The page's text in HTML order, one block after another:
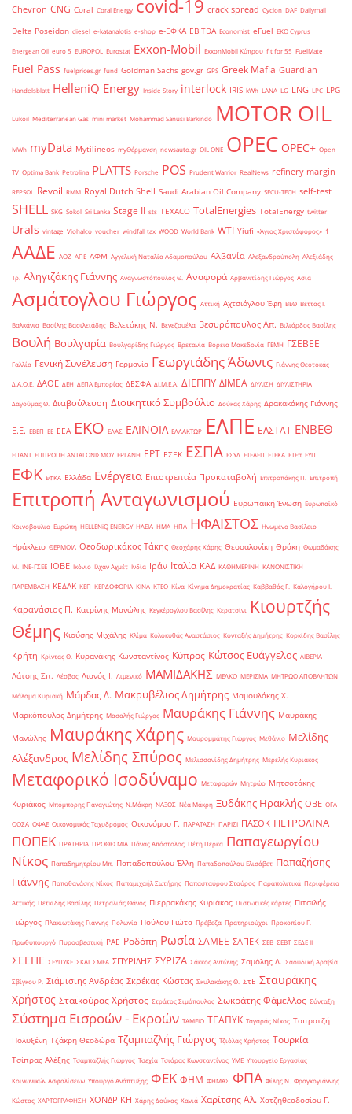
Chevron CNG Coral Coral Energy covid-19 crack spread Cyclon DAF Dailymail
Delta Poseidon diesel e-katanalotis e-shop e-ΕΦΚΑ EBITDA Economist eFuel EKO Cyprus
Energean Oil euro 5 EUROPOL Eurostat Exxon-Mobil ExxonMobil Κύπρου fit for 55 FuelMate
Fuel Pass fuelprices.gr fund Goldman Sachs gov.gr GPS Greek Mafia Guardian
Handelsblatt HelleniQ Energy Inside Story interlock IRIS kWh LANA LG LNG LPC LPG
Lukoil Mediterranean Gas mini market Mohammad Sanusi Barkindo MOTOR OIL
MWh myData Mytilineos myΘέρμανση newsauto.gr OIL ONE OPEC OPEC+ Open
TV Optima Bank Petrolina PLATTS Porsche POS Prudent Warrior RealNews refinery margin
REPSOL Revoil RMM Royal Dutch Shell Saudi Arabian Oil Company SECU-TECH self-test
SHELL SKG Sokol Sri Lanka Stage II sts TEXACO TotalEnergies TotalEnergy twitter
Urals vintage Viohalco voucher windfall tax WOOD World Bank WTI Yiufi «Άγιος Χριστόφορος» ΄1
ΑΑΔΕ ΑΟΖ ΑΠΕ ΑΦΜ Αγγελική Ναταλία Αδαμοπούλου Αλβανία Αλεξανδρούπολη Αλεξιάδης
Τρ. Αληγιζάκης Γιάννης Αναγνωστόπουλος Θ. Αναφορά Αρβανιτίδης Γιώργος Ασία
Ασμάτογλου Γιώργος Αττική Αχτσιόγλου Έφη ΒΕΘ Βέττας Ι.
Βαλκάνια Βασίλης Βασιλειάδης Βελετάκης Ν. Βενεζουέλα Βεσυρόπουλος Απ. Βιλιάρδος Βασίλης
Βουλή Βουλγαρία Βουλγαρίδης Γιώργος Βρετανία Βόρεια Μακεδονία ΓΕΜΗ ΓΣΕΒΕΕ
Γαλλία Γενική Συνέλευση Γερμανία Γεωργιάδης Άδωνις Γιάννης Θεοτοκάς
Δ.Α.Ο.Ε. ΔΑΟΕ ΔΕΗ ΔΕΠΑ Εμπορίας ΔΕΣΦΑ ΔΙ.Μ.Ε.Α. ΔΙΕΠΠΥ ΔΙΜΕΑ ΔΙΥΛΙΣΗ ΔΙΥΛΙΣΤΗΡΙΑ
Δαγούμας Θ. Διαβούλευση Διοικητικό Συμβούλιο Δούκας Χάρης Δρακακάκης Γιάννης
Ε.Ε. ΕΒΕΠ ΕΕ ΕΕΑ ΕΚΟ ΕΛΑΣ ΕΛΙΝΟΙΛ ΕΛΛΑΚΤΩΡ ΕΛΠΕ ΕΛΣΤΑΤ ΕΝΒΕΘ
ΕΠΑΝΤ ΕΠΙΤΡΟΠΗ ΑΝΤΑΓΩΝΙΣΜΟΥ ΕΡΓΑΝΗ ΕΡΤ ΕΣΕΚ ΕΣΠΑ ΕΣΥΔ ΕΤΕΑΕΠ ΕΤΕΚΑ ΕΤΕπ ΕΥΠ
ΕΦΚ ΕΦΚΑ Ελλάδα Ενέργεια Επιστρεπτέα Προκαταβολή Επιτροπάκης Π. Επιτροπή
Επιτροπή Ανταγωνισμού Ευρωπαϊκή Ένωση Ευρωπαϊκό
Κοινοβούλιο Ευρώπη ΗELLENiQ ENERGY ΗΛΕΙΑ ΗΜΑ ΗΠΑ ΗΦΑΙΣΤΟΣ Ηνωμένο Βασίλειο
Ηράκλειο ΘΕΡΜΟΙΛ Θεοδωρικάκος Τάκης Θεοχάρης Χάρης Θεσσαλονίκη Θράκη Θωμαδάκης
Μ. ΙΝΕ-ΓΣΕΕ ΙΟΒΕ Ικόνιο Ιλχάν Αχμέτ Ινδία Ιράν Ιταλία ΚΑΔ ΚΑΘΗΜΕΡΙΝΗ ΚΑΝΟΝΙΣΤΙΚΗ
ΠΑΡΕΜΒΑΣΗ ΚΕΔΑΚ ΚΕΠ ΚΕΡΔΟΦΟΡΙΑ ΚΙΝΑ ΚΤΕΟ Κίνα Κίνημα Δημοκρατίας Καββαθάς Γ. Καλογήρου Ι.
Καρανάσιος Π. Κατρίνης Μανώλης Κεγκέρογλου Βασίλης Κερατσίνι
Κιουρτζής
Θέμης Κιούσης Μιχάλης Κλίμα Κολοκυθάς Αναστάσιος Κονταξής Δημήτρης Κορκίδης Βασίλης
Κρήτη Κρίντας Θ. Κυρανάκης Κωνσταντίνος Κύπρος Κώτσος Ευάγγελος ΛΙΒΕΡΙΑ
Λάτσης Σπ. Λέσβος Λιανός Ι. Λιμενικό ΜΑΜΙΔΑΚΗΣ ΜΕΛΚΟ ΜΕΡΙΣΜΑ ΜΗΤΡΩΟ ΑΠΟΒΛΗΤΩΝ
Μάλαμα Κυριακή Μάρδας Δ. Μακρυβέλιος Δημήτρης Μαμουλάκης Χ.
Μαρκόπουλος Δημήτρης Μασαλής Γιώργος Μαυράκης Γιάννης Μαυράκης
Μανώλης Μαυράκης Χάρης Μαυρομμάτης Γιώργος Μεθάνιο Μελίδης
Αλέξανδρος Μελίδης Σπύρος Μελισσανίδης Δημήτρης Μερελής Κυριάκος
Μεταφορικό Ισοδύναμο Μεταφορών Μητρώο Μητσοτάκης
Κυριάκος Μπόμπορης Παναγιώτης Ν.Μάκρη ΝΑΞΟΣ Νέα Μάκρη Ξυδάκης Ηρακλής ΟΒΕ ΟΓΑ
ΟΟΣΑ ΟΦΑΕ Οικονομικός Ταχυδρόμος Οικονόμου Γ. ΠΑΡΑΤΑΣΗ ΠΑΡΙΣΙ ΠΑΣΟΚ ΠΕΤΡΟΛΙΝΑ
ΠΟΠΕΚ ΠΡΑΤΗΡΙΑ ΠΡΟΘΕΣΜΙΑ Πάνας Απόστολος Πέτη Πέρκα Παπαγεωργίου
Νίκος Παπαδημητρίου Μπ. Παπαδοπούλου Έλλη Παπαδοπούλου Ελισάβετ Παπαζήσης
Γιάννης Παπαθανάσης Νίκος Παπαμιχαήλ Σωτήρης Παπασταύρου Σταύρος Παραπολιτικά Περιφέρεια
Αττικής Πετκίδης Βασίλης Πετραλιάς Θάνος Πιερρακάκης Κυριάκος Πιστωτικές κάρτες Πιτσιλής
Γιώργος Πλακιωτάκης Γιάννης Πολωνία Πούλου Γιώτα Πρέβεζα Πρατηριούχοι Προκοπίου Γ.
Πρωθυπουργό Πυροσβεστική ΡΑΕ Ροδόπη Ρωσία ΣΑΜΕΕ ΣΑΠΕΚ ΣΕΒ ΣΕΒΤ ΣΕΔΕ ΙΙ
ΣΕΕΠΕ ΣΕΥΠΥΚΕ ΣΚΑΙ ΣΜΕΑ ΣΠΥΡΙΔΗΣ ΣΥΡΙΖΑ Σάκκος Αντώνης Σαμόλης Λ. Σαουδική Αραβία
Σβίγκου Ρ. Σιάμισιης Ανδρέας Σκρέκας Κώστας Σκυλακάκης Θ. ΣτΕ Σταυράκης
Χρήστος Σταϊκούρας Χρήστος Στράτος Σιμόπουλος Σωκράτης Φάμελλος Σύνταξη
Σύστημα Εισροών - Εκροών ΤΑΜΕΙΟ ΤΕΑΠΥΚ Ταγαράς Νίκος Ταπρατζή
Πολυξένη Τζάκρη Θεοδώρα Τζαμπαζλής Γιώργος Τζιόλας Χρήστος Τουρκία
Τσίπρας Αλέξης Τσαμπαζλής Γιώργος Τσεχία Τσιάρας Κωνσταντίνος ΥΜΕ Υπουργείο Εργασίας
Κοινωνικών Ασφαλίσεων Υπουργό Ανάπτυξης ΦΕΚ ΦΗΜ ΦΗΜΑΣ ΦΠΑ Φίλης Ν. Φραγκογιάννης
Κώστας ΧΑΡΤΟΓΡΑΦΗΣΗ ΧΟΝΔΡΙΚΗ Χάρης Δούκας Χανιά Χαρίτσης Αλ. Χατζηθεοδοσίου Γ.